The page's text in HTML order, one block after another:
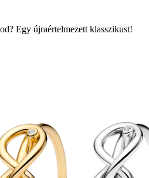
Egy újraértelmezett klasszikust!